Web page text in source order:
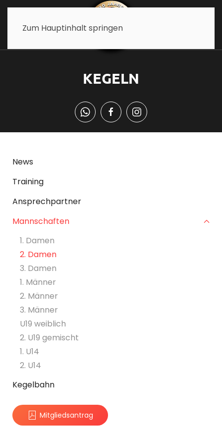
Zum Hauptinhalt springen
KEGELN
News
Training
Ansprechpartner
Mannschaften
1. Damen
2. Damen
3. Damen
1. Männer
2. Männer
3. Männer
U19 weiblich
2. U19 gemischt
1. U14
2. U14
Kegelbahn
Mitgliedsantrag